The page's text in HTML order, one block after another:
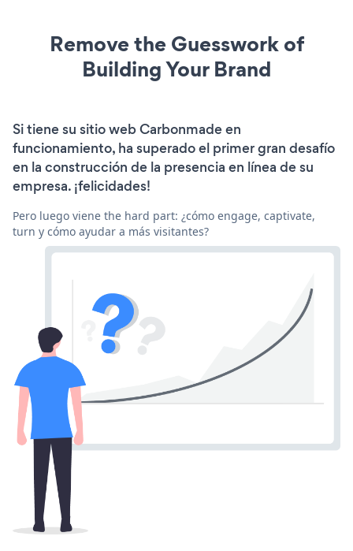
Remove the Guesswork of
Building Your Brand
Si tiene su sitio web Carbonmade en
funcionamiento, ha superado el primer gran desafío
en la construcción de la presencia en línea de su
empresa. ¡felicidades!
Pero luego viene the hard part: ¿cómo engage, captivate,
turn y cómo ayudar a más visitantes?